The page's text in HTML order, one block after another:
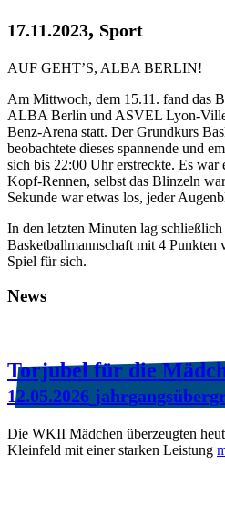
17.11.2023, Sport
AUF GEHT’S, ALBA BERLIN!
Am Mittwoch, dem 15.11. fand das
ALBA Berlin und ASVEL Lyon-
Benz-Arena statt. Der Grundkurs
beobachtete dieses spannende und
sich bis 22:00 Uhr erstreckte. Es
Kopf-Rennen, selbst das Blinzeln
Sekunde war etwas los, jeder
In den letzten Minuten lag schließlich
Basketballmannschaft mit 4 Punkten
Spiel für sich.
News
Torjubel für die
12.05.2026
Die WKII Mädchen überzeugten
Kleinfeld mit einer starken Leistung